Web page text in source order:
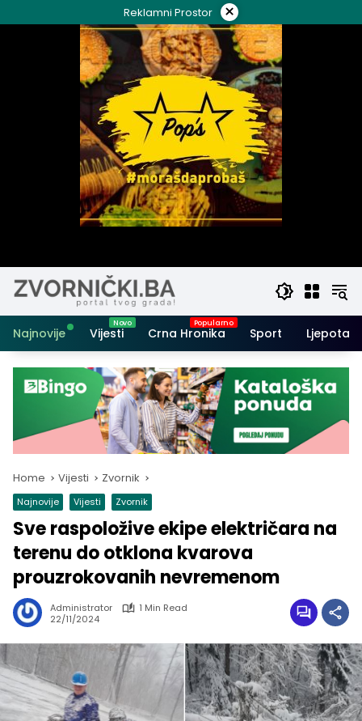
to
Reklamni Prostor ×
Najnovije Vijesti Crna Hronika Sport Ljepota i
Home Vijesti Zvornik
Najnovije Vijesti Zvornik
Sve raspoložive ekipe električara na
terenu do otklona kvarova
prouzrokovanih nevremenom
Administrator
1 Min Read
22/11/2024